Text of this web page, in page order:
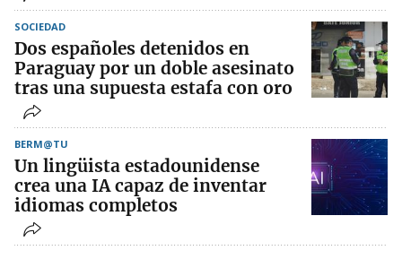
SOCIEDAD
Dos españoles detenidos en
Paraguay por un doble asesinato
tras una supuesta estafa con oro
BERM@TU
Un lingüista estadounidense
crea una IA capaz de inventar
idiomas completos